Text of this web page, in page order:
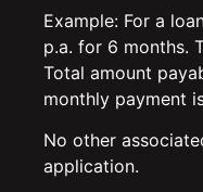
Example: For a
p.a. for 6 months.
Total amount
monthly payment
No other
application.